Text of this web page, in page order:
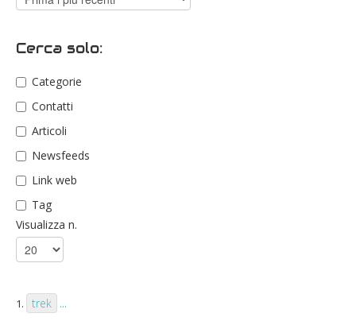
Cerca solo:
Categorie
Contatti
Articoli
Newsfeeds
Link web
Tag
Visualizza n.
1. trek ...